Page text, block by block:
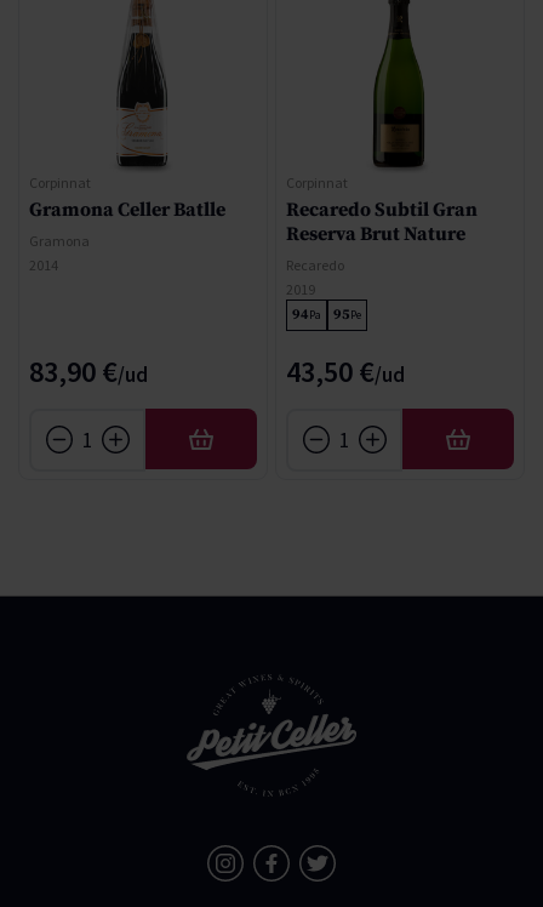
Corpinnat
Gramona Celler Batlle
Gramona
2014
83,90 €
AFEGIR
Corpinnat
Recaredo Subtil Gran
Reserva Brut Nature
Recaredo
2019
94Pa 95Pe
43,50 €
AFEGIR